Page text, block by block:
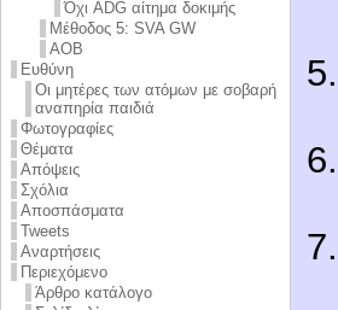
Όχι ADG αίτημα δοκιμής
Μέθοδος 5: SVA GW
AOB
Ευθύνη
Οι μητέρες των ατόμων με σοβαρή
αναπηρία παιδιά
Φωτογραφίες
Θέματα
Απόψεις
Σχόλια
Αποσπάσματα
Tweets
Αναρτήσεις
Περιεχόμενο
Άρθρο κατάλογο